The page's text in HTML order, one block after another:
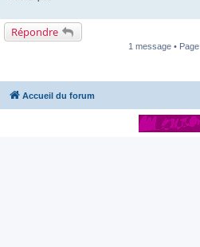
Répondre
1 message • Page
Accueil du forum